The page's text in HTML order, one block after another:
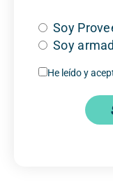
Soy
Soy
He leído y